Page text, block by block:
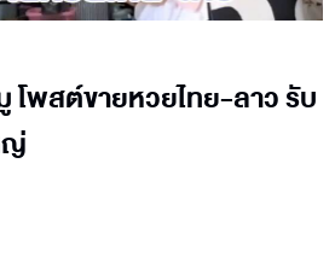
โพสต์ขายหวยไทย-ลาว รับ
ญ่